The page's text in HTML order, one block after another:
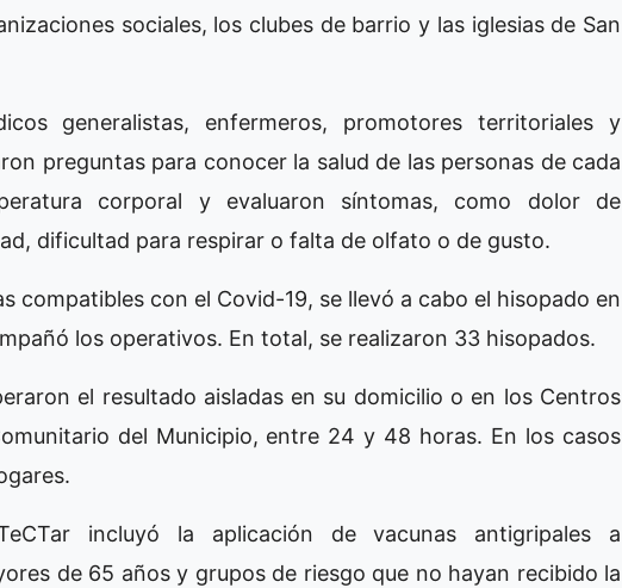
sociales, los clubes de barrio y las iglesias de San
generalistas, enfermeros, promotores territoriales y
preguntas para conocer la salud de las personas de cada
corporal y evaluaron síntomas, como dolor de
dificultad para respirar o falta de olfato o de gusto.
compatibles con el Covid-19, se llevó a cabo el hisopado en
los operativos. En total, se realizaron 33 hisopados.
el resultado aisladas en su domicilio o en los Centros
del Municipio, entre 24 y 48 horas. En los casos
incluyó la aplicación de vacunas antigripales a
de 65 años y grupos de riesgo que no hayan recibido la